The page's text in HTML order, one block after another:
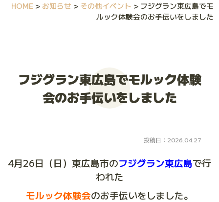
お問い合わせ
大会お申し込み
HOME > お知らせ > その他イベント > フジグラン東広島でモ
ルック体験会のお手伝いをしました
フジグラン東広島でモルック体験
会のお手伝いをしました
投稿日：2026.04.27
4月26日（日）東広島市のフジグラン東広島で行
われた
モルック体験会のお手伝いをしました。